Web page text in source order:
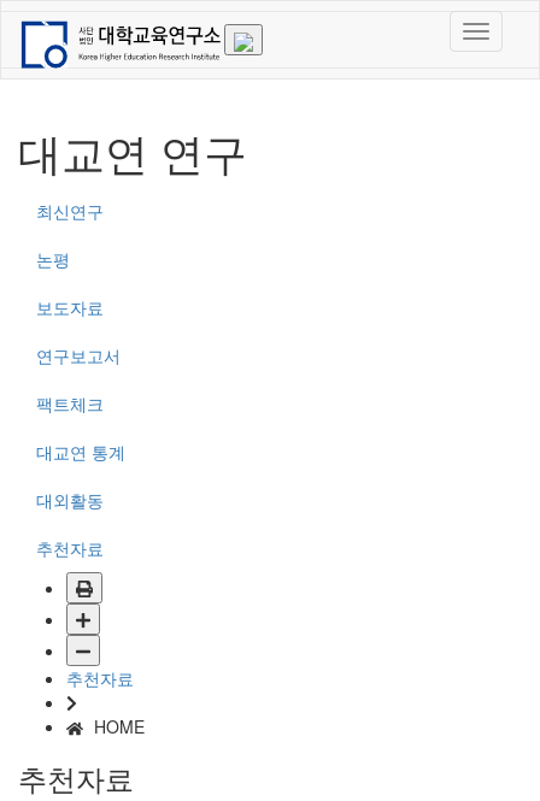
대교연 연구
최신연구
논평
보도자료
연구보고서
팩트체크
대교연 통계
대외활동
추천자료
추천자료
HOME
추천자료